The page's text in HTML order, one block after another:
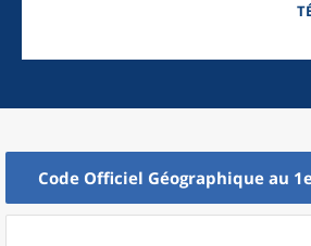
Code Officiel Géographique au